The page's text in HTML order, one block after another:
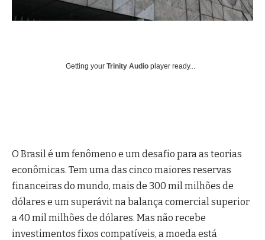
Getting your Trinity Audio player ready...
O Brasil é um fenômeno e um desafio para as teorias
econômicas. Tem uma das cinco maiores reservas
financeiras do mundo, mais de 300 mil milhões de
dólares e um superávit na balança comercial superior
a 40 mil milhões de dólares. Mas não recebe
investimentos fixos compatíveis, a moeda está